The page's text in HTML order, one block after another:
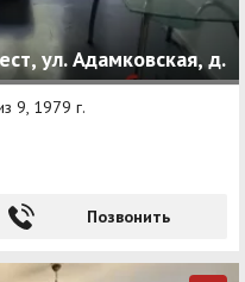
ул. Адамковская, д.
9, 1979 г.
Позвонить